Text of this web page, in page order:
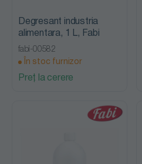
Degresant industria
alimentara, 1 L, Fabi
fabi-00582
În stoc furnizor
Preț la cerere